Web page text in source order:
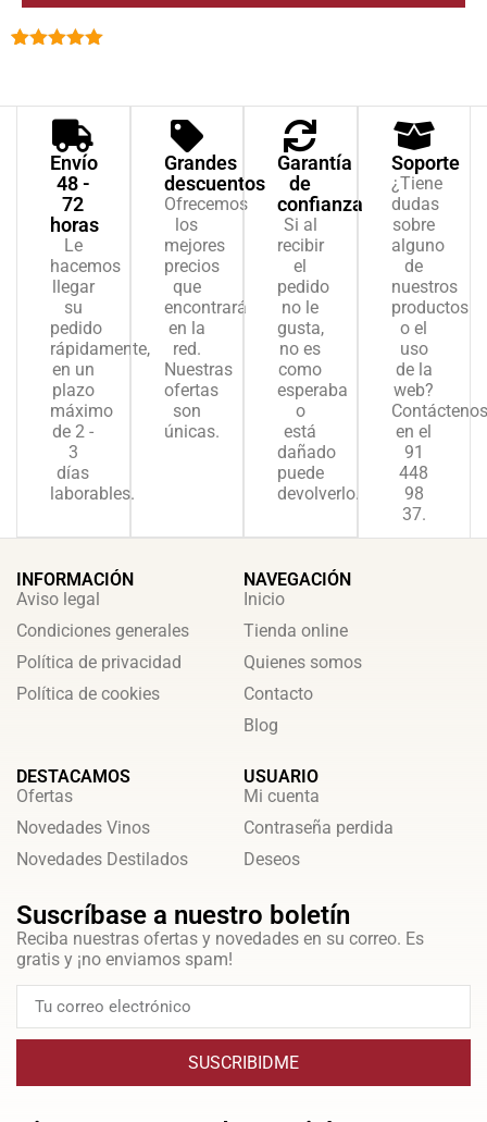
valoración
cliente
Envío
48 -
72
horas
Le
hacemos
llegar
su
pedido
rápidamente,
en un
plazo
máximo
de 2 -
3
días
laborables.
Grandes
descuentos
Ofrecemos
los
mejores
precios
que
encontrará
en la
red.
Nuestras
ofertas
son
únicas.
Garantía
de
confianza
Si al
recibir
el
pedido
no le
gusta,
no es
como
esperaba
o
está
dañado
puede
devolverlo.
Soporte
¿Tiene
dudas
sobre
alguno
de
nuestros
productos
o el
uso
de la
web?
Contáctenos
en el
91
448
98
37.
INFORMACIÓN
Aviso legal
Condiciones generales
Política de privacidad
Política de cookies
NAVEGACIÓN
Inicio
Tienda online
Quienes somos
Contacto
Blog
DESTACAMOS
Ofertas
Novedades Vinos
Novedades Destilados
USUARIO
Mi cuenta
Contraseña perdida
Deseos
Suscríbase a nuestro boletín
Reciba nuestras ofertas y novedades en su correo. Es
gratis y ¡no enviamos spam!
SUSCRIBIDME